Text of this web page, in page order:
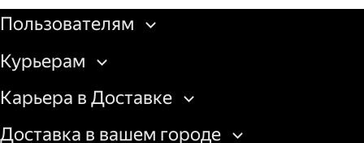
Пользователям
Курьерам
Карьера в Доставке
Доставка в вашем городе